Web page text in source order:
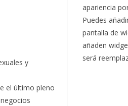
y
el último pleno
apariencia
Puedes
pantalla de
añaden
será